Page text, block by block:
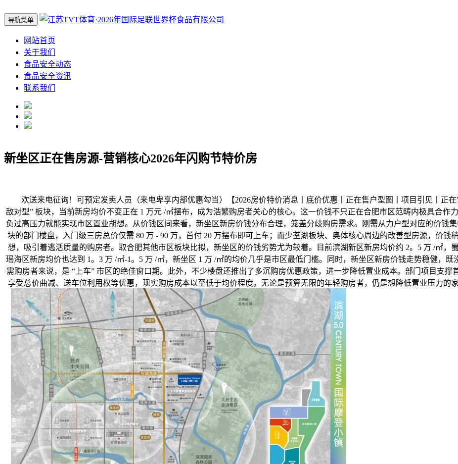
导航菜单
网站首页
关于我们
食品安全动态
食品安全资讯
联系我们
新坐区正在售房源-营销核心2026年闪购节特价房
欢送来电征询！可预定发卖人员（来电卑享内部优惠勾当）【2026房价特价消息丨底价优惠丨正在售户型图丨项目引见丨正
敌对型” 板块，当前新房均价不变正在 1 万元 /㎡摆布，成为浩繁购房者关心的核心。这一价钱不只正在合肥市区范畴内极具合作
负过高压力就能实现市区置业胡想。从价钱区间来看，新坐区新房价钱分布合理，笼盖分歧购房需求。刚需从力户型对应的价钱
块的部门楼盘，入门级三房总价仅需 80 万 - 90 万，首付 20 万摆布即可上车；而少荃湖板块、奥体核心周边的改善型房源，价钱
想，吸引着逃活质量的购房者。取合肥其他市区板块比拟，新坐区的价钱劣势尤为较着。目前滨湖新区新房均价约 2。5 万 /㎡，
瑶海区新房均价也达到 1。3 万 /㎡-1。5 万 /㎡，新坐区 1 万 /㎡的均价几乎是市区最低门槛。同时，新坐区新房价钱走势稳健，
需购房者来说，是 “上车” 市区的绝佳窗口期。此外，不少楼盘还推出了多沉购房优惠政策，进一步降低置业成本。部门项目支
享受总价曲减、送车位利用权等优惠，现实购房成本以至低于均价程度。无论是预算无限的年轻购房者，仍是想降低置业压力的